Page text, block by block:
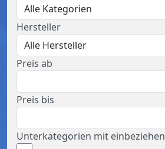
Hersteller
Preis ab
Preis bis
Unterkategorien mit einbeziehen